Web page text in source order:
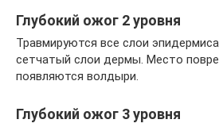
Глубокий ожог 2 уровня
Травмируются все слои
сетчатый слои дермы. Место
появляются волдыри.
Глубокий ожог 3 уровня